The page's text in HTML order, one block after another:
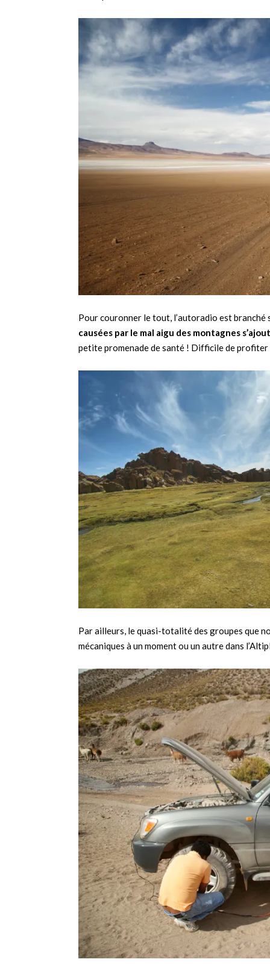
Pour couronner le tout, l’autoradio est branché
causées par le mal aigu des montagnes
petite promenade de santé ! Difficile de profiter
Par ailleurs, le quasi-totalité des groupes que
mécaniques à un moment ou un autre dans